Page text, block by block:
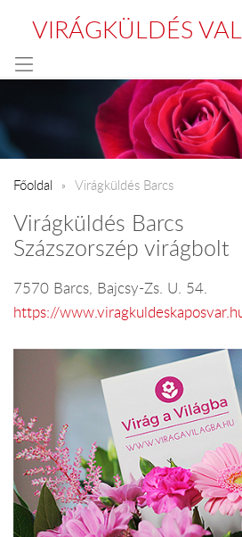
VIRÁGKÜLDÉS
Főoldal Virágküldés Barcs
Virágküldés Barcs
Százszorszép virágbolt
7570 Barcs, Bajcsy-Zs. U. 54.
https://